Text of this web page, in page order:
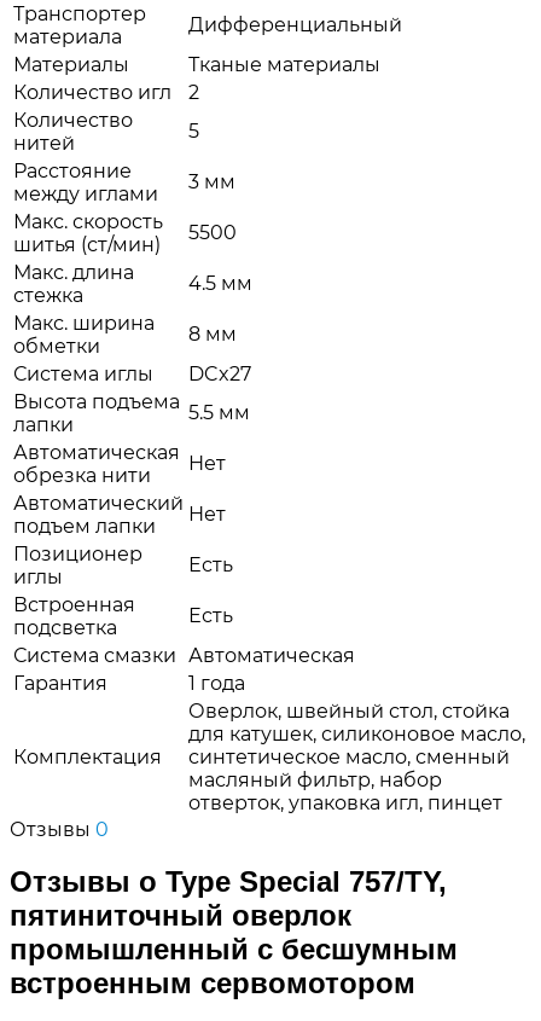
Транспортер
материала
Дифференциальный
Материалы
Тканые материалы
Количество игл
2
Количество
нитей
5
Расстояние
между иглами
3 мм
Макс. скорость
шитья (ст/мин)
5500
Макс. длина
стежка
4.5 мм
Макс. ширина
обметки
8 мм
Система иглы
DCx27
Высота подъема
лапки
5.5 мм
Автоматическая
обрезка нити
Нет
Автоматический
подъем лапки
Нет
Позиционер
иглы
Есть
Встроенная
подсветка
Есть
Система смазки Автоматическая
Гарантия
1 года
Комплектация
Оверлок, швейный стол, стойка
для катушек, силиконовое масло,
синтетическое масло, сменный
масляный фильтр, набор
отверток, упаковка игл, пинцет
Отзывы 0
Отзывы о Type Special 757/TY,
пятиниточный оверлок
промышленный с бесшумным
встроенным сервомотором